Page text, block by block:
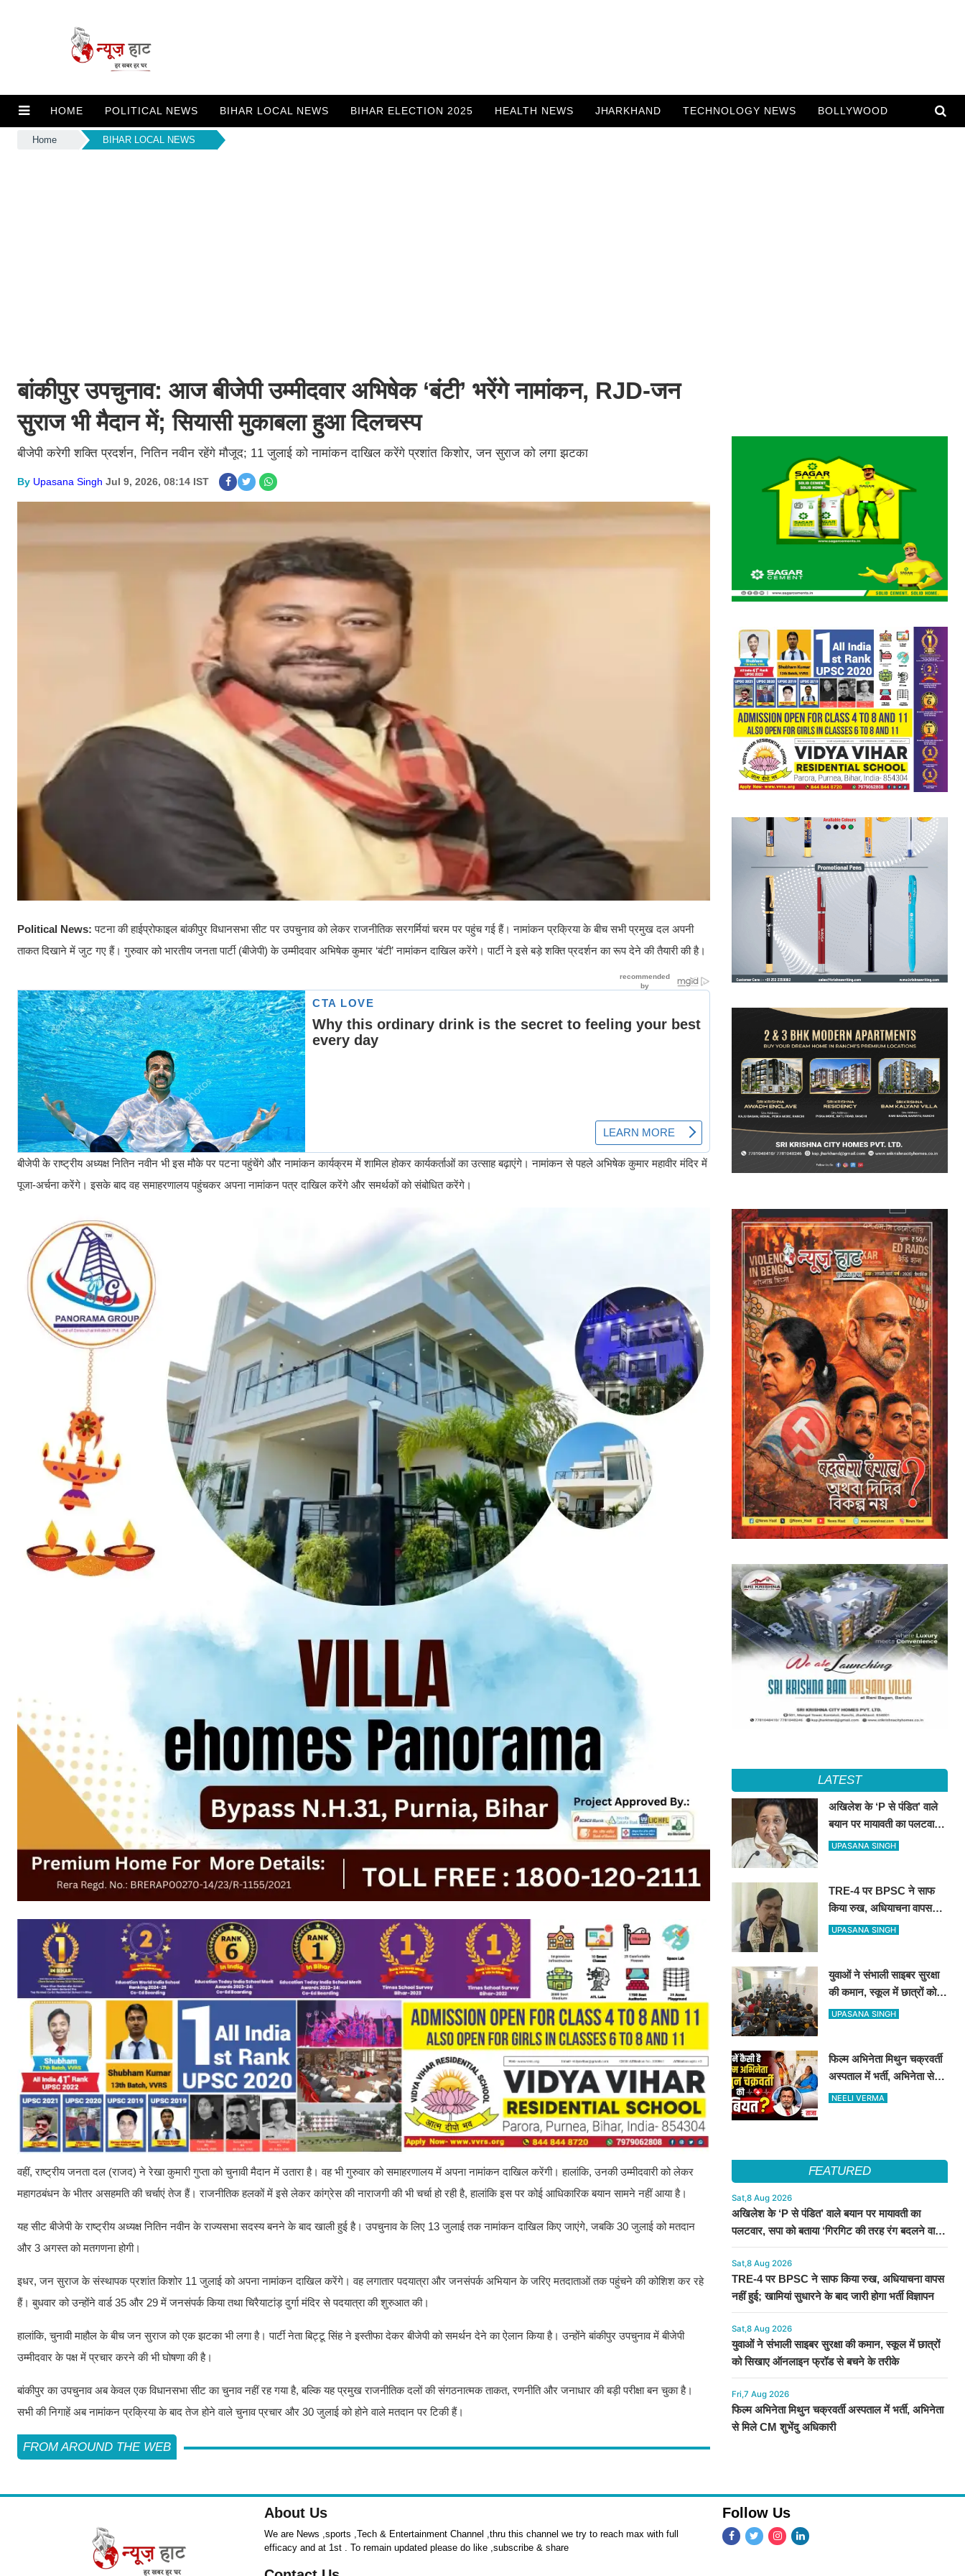
HOME POLITICAL NEWS BIHAR LOCAL NEWS BIHAR ELECTION 2025 HEALTH NEWS JHARKHAND TECHNOLOGY NEWS BOLLYWOOD
Home BIHAR LOCAL NEWS
बांकीपुर उपचुनाव: आज बीजेपी उम्मीदवार अभिषेक ‘बंटी’ भरेंगे नामांकन, RJD-जन
सुराज भी मैदान में; सियासी मुकाबला हुआ दिलचस्प
बीजेपी करेगी शक्ति प्रदर्शन, नितिन नवीन रहेंगे मौजूद; 11 जुलाई को नामांकन दाखिल करेंगे प्रशांत किशोर, जन सुराज को लगा झटका
By Upasana Singh Jul 9, 2026, 08:14 IST
Political News:पटना की हाईप्रोफाइल बांकीपुर विधानसभा सीट पर उपचुनाव को लेकर राजनीतिक सरगर्मियां चरम पर पहुंच गई हैं। नामांकन प्रक्रिया के बीच सभी प्रमुख दल अपनी
ताकत दिखाने में जुट गए हैं। गुरुवार को भारतीय जनता पार्टी (बीजेपी) के उम्मीदवार अभिषेक कुमार ‘बंटी’ नामांकन दाखिल करेंगे। पार्टी ने इसे बड़े शक्ति प्रदर्शन का रूप देने की तैयारी की है।
बीजेपी के राष्ट्रीय अध्यक्ष नितिन नवीन भी इस मौके पर पटना पहुंचेंगे और नामांकन कार्यक्रम में शामिल होकर कार्यकर्ताओं का उत्साह बढ़ाएंगे। नामांकन से पहले अभिषेक कुमार महावीर मंदिर में
पूजा-अर्चना करेंगे। इसके बाद वह समाहरणालय पहुंचकर अपना नामांकन पत्र दाखिल करेंगे और समर्थकों को संबोधित करेंगे।
वहीं, राष्ट्रीय जनता दल (राजद) ने रेखा कुमारी गुप्ता को चुनावी मैदान में उतारा है। वह भी गुरुवार को समाहरणालय में अपना नामांकन दाखिल करेंगी। हालांकि, उनकी उम्मीदवारी को लेकर
महागठबंधन के भीतर असहमति की चर्चाएं तेज हैं। राजनीतिक हलकों में इसे लेकर कांग्रेस की नाराजगी की भी चर्चा हो रही है, हालांकि इस पर कोई आधिकारिक बयान सामने नहीं आया है।
यह सीट बीजेपी के राष्ट्रीय अध्यक्ष नितिन नवीन के राज्यसभा सदस्य बनने के बाद खाली हुई है। उपचुनाव के लिए 13 जुलाई तक नामांकन दाखिल किए जाएंगे, जबकि 30 जुलाई को मतदान
और 3 अगस्त को मतगणना होगी।
इधर, जन सुराज के संस्थापक प्रशांत किशोर 11 जुलाई को अपना नामांकन दाखिल करेंगे। वह लगातार पदयात्रा और जनसंपर्क अभियान के जरिए मतदाताओं तक पहुंचने की कोशिश कर रहे
हैं। बुधवार को उन्होंने वार्ड 35 और 29 में जनसंपर्क किया तथा चिरैयाटांड़ दुर्गा मंदिर से पदयात्रा की शुरुआत की।
हालांकि, चुनावी माहौल के बीच जन सुराज को एक झटका भी लगा है। पार्टी नेता बिट्टू सिंह ने इस्तीफा देकर बीजेपी को समर्थन देने का ऐलान किया है। उन्होंने बांकीपुर उपचुनाव में बीजेपी
उम्मीदवार के पक्ष में प्रचार करने की भी घोषणा की है।
बांकीपुर का उपचुनाव अब केवल एक विधानसभा सीट का चुनाव नहीं रह गया है, बल्कि यह प्रमुख राजनीतिक दलों की संगठनात्मक ताकत, रणनीति और जनाधार की बड़ी परीक्षा बन चुका है।
सभी की निगाहें अब नामांकन प्रक्रिया के बाद तेज होने वाले चुनाव प्रचार और 30 जुलाई को होने वाले मतदान पर टिकी हैं।
FROM AROUND THE WEB
LATEST
अखिलेश के ‘P से पंडित’ वाले
बयान पर मायावती का पलटवार,
सपा को बताया ‘गिरगिट की तरह
UPASANA SINGH
TRE-4 पर BPSC ने साफ
किया रुख, अधियाचना वापस
नहीं हुई; खामियां सुधारने के बाद
UPASANA SINGH
युवाओं ने संभाली साइबर सुरक्षा
की कमान, स्कूल में छात्रों को
सिखाए ऑनलाइन फ्रॉड से
UPASANA SINGH
फिल्म अभिनेता मिथुन चक्रवर्ती
अस्पताल में भर्ती, अभिनेता से
मिले CM शुभेंदु अधिकारी
NEELI VERMA
FEATURED
Sat,8 Aug 2026
अखिलेश के ‘P से पंडित’ वाले बयान पर मायावती का
पलटवार, सपा को बताया ‘गिरगिट की तरह रंग बदलने वाली
पार्टी’
Sat,8 Aug 2026
TRE-4 पर BPSC ने साफ किया रुख, अधियाचना वापस
नहीं हुई; खामियां सुधारने के बाद जारी होगा भर्ती विज्ञापन
Sat,8 Aug 2026
युवाओं ने संभाली साइबर सुरक्षा की कमान, स्कूल में छात्रों
को सिखाए ऑनलाइन फ्रॉड से बचने के तरीके
Fri,7 Aug 2026
फिल्म अभिनेता मिथुन चक्रवर्ती अस्पताल में भर्ती, अभिनेता
से मिले CM शुभेंदु अधिकारी
About Us
We are News ,sports ,Tech & Entertainment Channel ,thru this channel we try to reach max with full
efficacy and at 1st . To remain updated please do like ,subscribe & share
Follow Us